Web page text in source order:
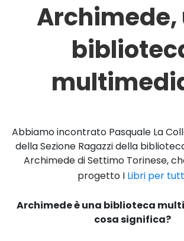
Archimede,
Abbiamo incontrato Pasquale La
della Sezione Ragazzi della
Archimede di Settimo Torinese,
progetto I Libri per
Archimede è una biblioteca
cosa significa?